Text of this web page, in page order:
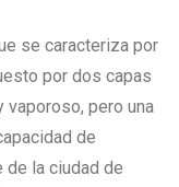
se caracteriza por
por dos capas
vaporoso, pero una
de
de la ciudad de